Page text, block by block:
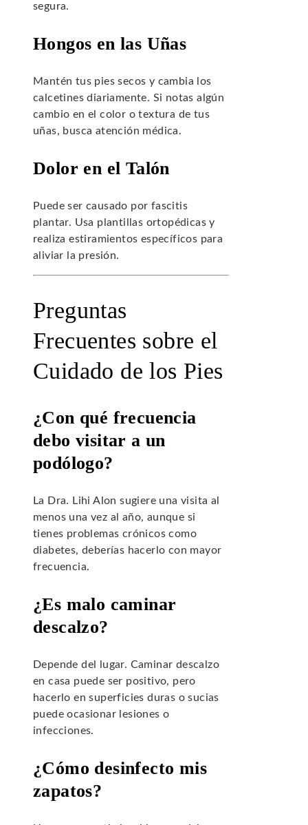
segura.
Hongos en las Uñas
Mantén tus pies secos y cambia los
calcetines diariamente. Si notas algún
cambio en el color o textura de tus
uñas, busca atención médica.
Dolor en el Talón
Puede ser causado por fascitis
plantar. Usa plantillas ortopédicas y
realiza estiramientos específicos para
aliviar la presión.
Preguntas
Frecuentes sobre el
Cuidado de los Pies
¿Con qué frecuencia
debo visitar a un
podólogo?
La Dra. Lihi Alon sugiere una visita al
menos una vez al año, aunque si
tienes problemas crónicos como
diabetes, deberías hacerlo con mayor
frecuencia.
¿Es malo caminar
descalzo?
Depende del lugar. Caminar descalzo
en casa puede ser positivo, pero
hacerlo en superficies duras o sucias
puede ocasionar lesiones o
infecciones.
¿Cómo desinfecto mis
zapatos?